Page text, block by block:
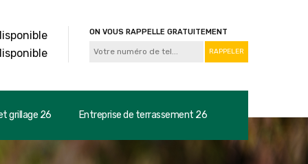
ON VOUS RAPPELLE GRATUITEMENT
grillage 26 Entreprise de terrassement 26